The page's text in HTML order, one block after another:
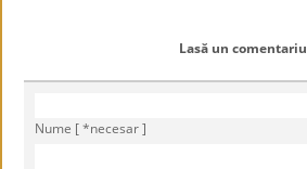
Lasă un comentariu
Nume [ *necesar ]